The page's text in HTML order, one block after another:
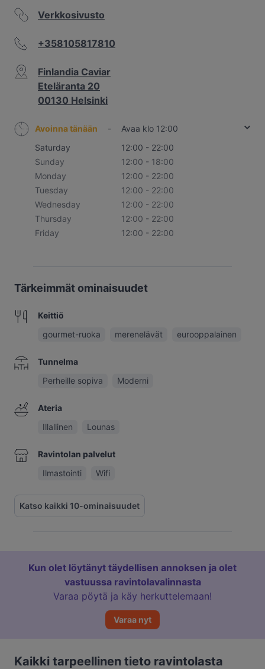
Verkkosivusto
+358105817810
Finlandia Caviar
Eteläranta 20
00130 Helsinki
Avoinna tänään -
Avaa klo 12:00
Saturday
12:00 - 22:00
Sunday
12:00 - 18:00
Monday
12:00 - 22:00
Tuesday
12:00 - 22:00
Wednesday
12:00 - 22:00
Thursday
12:00 - 22:00
Friday
12:00 - 22:00
Tärkeimmät ominaisuudet
Keittiö
gourmet-ruoka
merenelävät eurooppalainen
Tunnelma
Perheille sopiva
Moderni
Ateria
Illallinen
Lounas
Ravintolan palvelut
Ilmastointi
Wifi
Katso kaikki 10-ominaisuudet
Kun olet löytänyt täydellisen annoksen ja olet
vastuussa ravintolavalinnasta
Varaa pöytä ja käy herkuttelemaan!
Varaa nyt
Kaikki tarpeellinen tieto ravintolasta